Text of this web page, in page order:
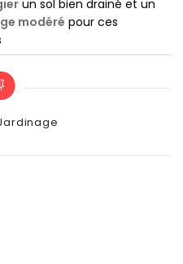
un sol bien drainé et un
modéré pour ces